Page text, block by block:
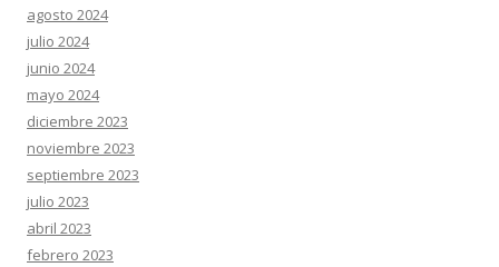
agosto 2024
julio 2024
junio 2024
mayo 2024
diciembre 2023
noviembre 2023
septiembre 2023
julio 2023
abril 2023
febrero 2023